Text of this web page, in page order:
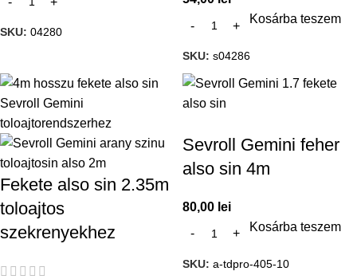
SKU: 04280
Kosárba teszem
SKU: s04286
Fekete also sin 2.35m
toloajtos
szekrenyekhez
Sevroll Gemini feher
also sin 4m
80,00 lei
Kosárba teszem
SKU: a-tdpro-405-10